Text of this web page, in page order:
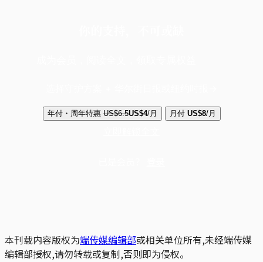
年付・周年特惠 US$6.5US$4/月 月付 US$8/月
本刊载内容版权为端传媒编辑部或相关单位所有,未经端传媒
编辑部授权,请勿转载或复制,否则即为侵权。